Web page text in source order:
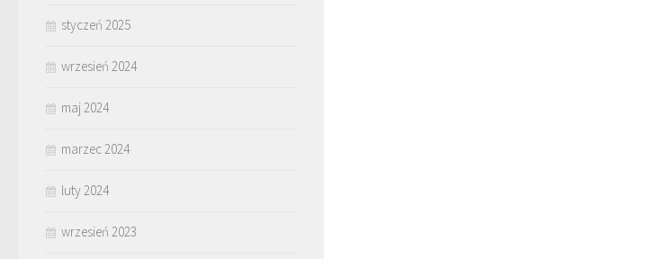
styczeń 2025
wrzesień 2024
maj 2024
marzec 2024
luty 2024
wrzesień 2023